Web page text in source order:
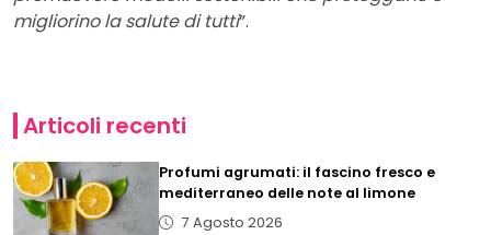
migliorino la salute di tutti”.
Articoli recenti
Profumi agrumati: il fascino fresco e
mediterraneo delle note al limone
7 Agosto 2026